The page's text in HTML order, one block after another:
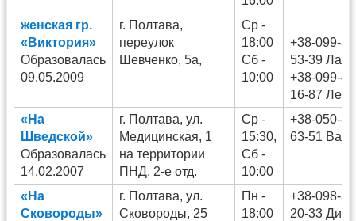
женская гр.
«Виктория»
Образовалась
09.05.2009
г. Полтава,
переулок
Шевченко, 5а,
Ср -
18:00
Сб -
10:00
+38-099-
53-39
+38-099-
16-87 Лена
«На
Шведской»
Образовалась
14.02.2007
г. Полтава, ул.
Медицинская, 1
на территории
ПНД, 2-е отд.
Ср -
15:30,
Сб -
10:00
+38-050-
63-51
«На
Сковороды»
г. Полтава, ул.
Сковороды, 25
Пн -
18:00
+38-098-
20-33